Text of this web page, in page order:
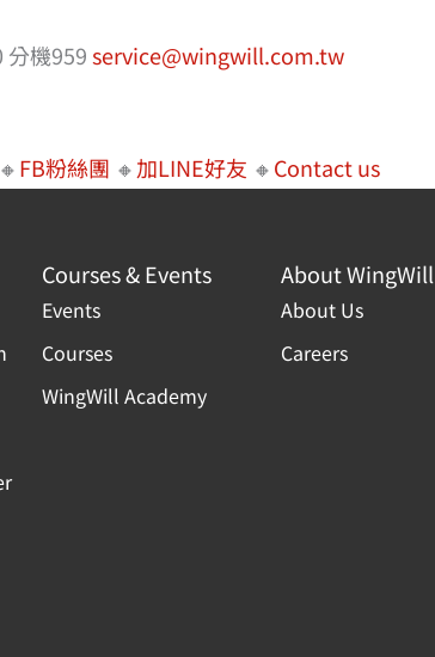
分機959service@wingwill.com.tw
🔸FB粉絲團 🔸加LINE好友 🔸Contact us
Courses & Events
Events
Courses
WingWill Academy
About WingWill
About Us
Careers